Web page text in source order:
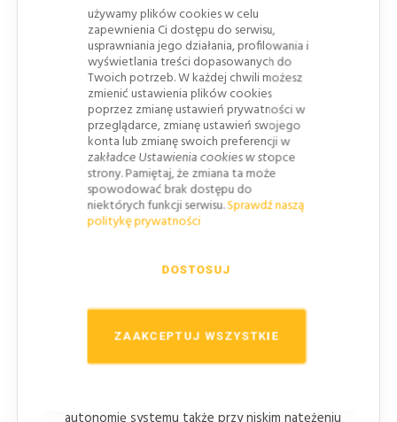
używamy plików cookies w celu
zapewnienia Ci dostępu do serwisu,
usprawniania jego działania, profilowania i
wyświetlania treści dopasowanych do
Twoich potrzeb. W każdej chwili możesz
zmienić ustawienia plików cookies
poprzez zmianę ustawień prywatności w
przeglądarce, zmianę ustawień swojego
konta lub zmianę swoich preferencji w
zakładce Ustawienia cookies w stopce
strony. Pamiętaj, że zmiana ta może
spowodować brak dostępu do
niektórych funkcji serwisu.Sprawdź naszą
politykę prywatności
ZAAKCEPTUJ WSZYSTKIE
DOSTOSUJ
Czujniki kurtynowe— wykrywają osobę
dochodzącą do przejścia i uruchamiają światła
ostrzegawcze, podświetlenie znaku oraz nocne
doświetlenie przejścia.
Cztery białe lampy SMD— doświetlają strefę
przejścia z boku urządzenia i kierują światło na
obszar przeznaczony dla pieszych.
Kierunkowe światło dolne— uzupełnia
doświetlenie przejścia, wzmacnia efekt odbicia
światła od nawierzchni i ogranicza zjawisko
Panel fotowoltaiczny 50 W
możliwością pracy buforowej z sieci
energetycznej.